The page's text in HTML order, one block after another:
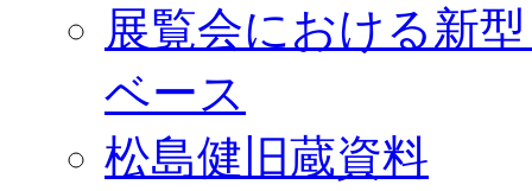
展覧会における新
ベース
松島健旧蔵資料